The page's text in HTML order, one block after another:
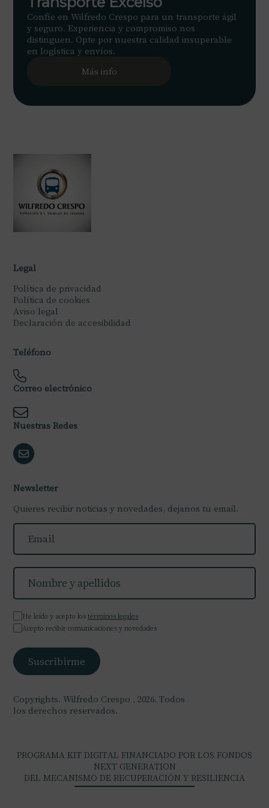
Confíe en Wilfredo Crespo para un transporte ágil
y seguro. Experiencia y compromiso nos
distinguen. Opte por nuestra calidad insuperable
en logística y envíos.
Más info
Legal
Política de privacidad
Política de cookies
Aviso legal
Declaración de accesibilidad
Teléfono
Correo electrónico
Nuestras Redes
Newsletter
Quieres recibir noticias y novedades, dejanos tu email.
He leído y acepto los términos legales
Acepto recibir comunicaciones y novedades
Copyrights. Wilfredo Crespo , 2026. Todos
los derechos reservados.
PROGRAMA KIT DIGITAL FINANCIADO POR LOS FONDOS
NEXT GENERATION
DEL MECANISMO DE RECUPERACIÓN Y RESILIENCIA